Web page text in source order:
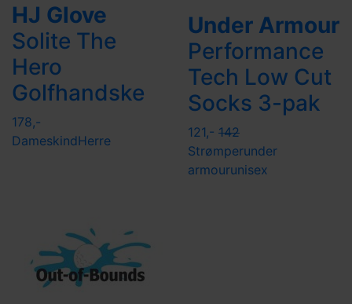
HJ Glove
Solite The
Hero
Golfhandske
178,-
DameskindHerre
Under Armour
Performance
Tech Low Cut
Socks 3-pak
121,- 142
Strømperunder
armourunisex